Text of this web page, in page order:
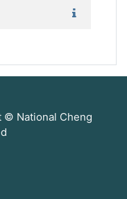
© National Cheng